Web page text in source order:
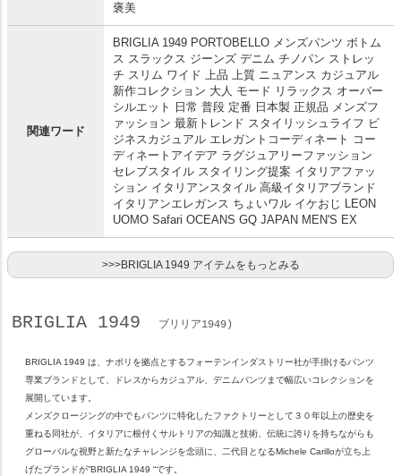
褒美
関連ワード
BRIGLIA 1949 PORTOBELLO メンズパンツ ボトム
ス スラックス ジーンズ デニム チノパン ストレッ
チ スリム ワイド 上品 上質 ニュアンス カジュアル
新作コレクション 大人 モード リラックス オーバー
シルエット 日常 普段 定番 日本製 正規品 メンズフ
ァッション 最新トレンド スタイリッシュライフ ビ
ジネスカジュアル エレガントコーディネート コー
ディネートアイデア ラグジュアリーファッション
セレブスタイル スタイリング提案 イタリアファッ
ション イタリアンスタイル 高級イタリアブランド
イタリアンエレガンス ちょいワル イケおじ LEON
UOMO Safari OCEANS GQ JAPAN MEN'S EX
>>>BRIGLIA 1949 アイテムをもっとみる
BRIGLIA 1949 ブリリア1949)
BRIGLIA 1949 は、ナポリを拠点とするフォーテンインダストリー社が手掛けるパンツ
専業ブランドとして、ドレスからカジュアル、デニムパンツまで幅広いコレクションを
展開しています。
メンズクロージングの中でもパンツに特化したファクトリーとして３０年以上の歴史を
重ねる同社が、イタリアに根付くサルトリアの知識と技術、伝統に誇りを持ちながらも
グローバルな視野と新たなチャレンジを念頭に、二代目となるMichele Carilloが立ち上
げたブランドが”BRIGLIA 1949 “です。